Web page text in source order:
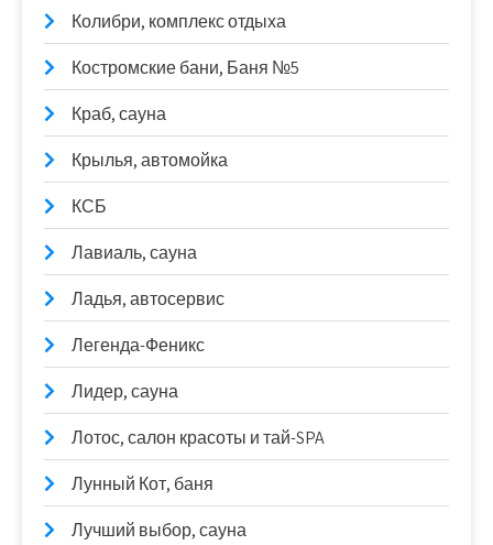
Колибри, комплекс отдыха
Костромские бани, Баня №5
Краб, сауна
Крылья, автомойка
КСБ
Лавиаль, сауна
Ладья, автосервис
Легенда-Феникс
Лидер, сауна
Лотос, салон красоты и тай-SPA
Лунный Кот, баня
Лучший выбор, сауна